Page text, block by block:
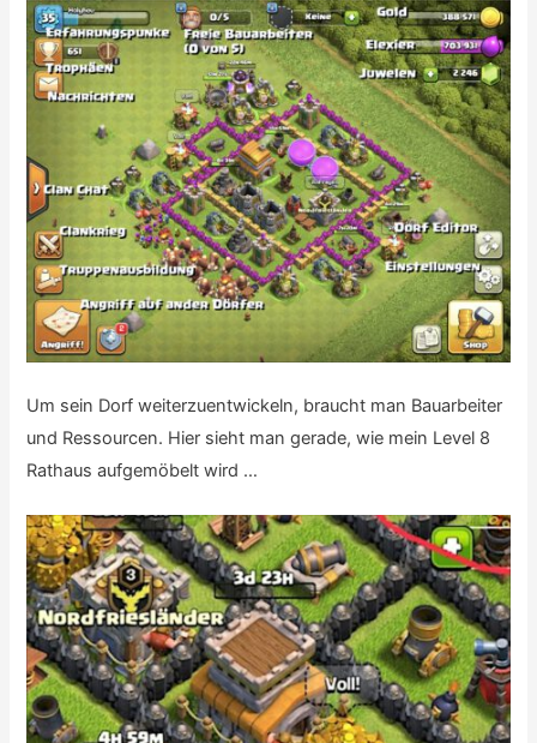
Um sein Dorf weiterzuentwickeln, braucht man Bauarbeiter
und Ressourcen. Hier sieht man gerade, wie mein Level 8
Rathaus aufgemöbelt wird …